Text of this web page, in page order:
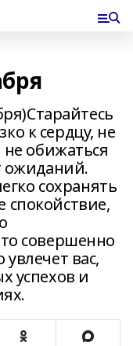
к сердцу, не
не обижаться
ожиданий.
сохранять
спокойствие,
совершенно
вас,
успехов и